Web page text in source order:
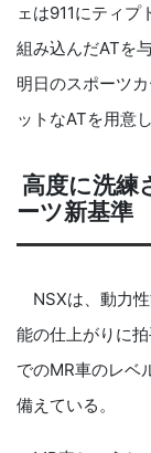
ェは911にティプ
組み込んだATを
明日のスポーツ
ットなATを用意
高度に洗練
ーツ新基準
NSXは、動力
能の仕上がりに
でのMR車のレベ
備えている。